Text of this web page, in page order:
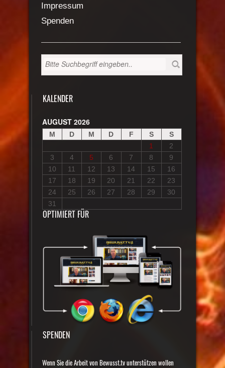
Impressum
Spenden
KALENDER
AUGUST 2026
M D M D F S
S
1
2
3
4 5 6 7 8
9
10
11 12 13 14 15
16
17
18 19 20 21 22
23
24
25 26 27 28 29
30
31
OPTIMIERT FÜR
SPENDEN
Wenn Sie die Arbeit von Bewusst.tv unterstützen wollen